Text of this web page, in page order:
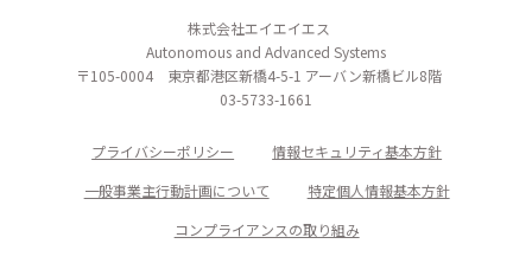
的な安全対策及び是正措置を講じます。
当社は、個人情報の正確性及び安全性を確保する為
に、セキュリティ対策をはじめとする安全対策を実
口を設け、適切かつ迅速に対応し、問題の解決を図
株式会社エイエイエス
Autonomous and Advanced Systems
〒105-0004 東京都港区新橋4-5-1 アーバン新橋ビル8階
03-5733-1661
プライバシーポリシー
情報セキュリティ基本方針
一般事業主行動計画について
特定個人情報基本方針
コンプライアンスの取り組み